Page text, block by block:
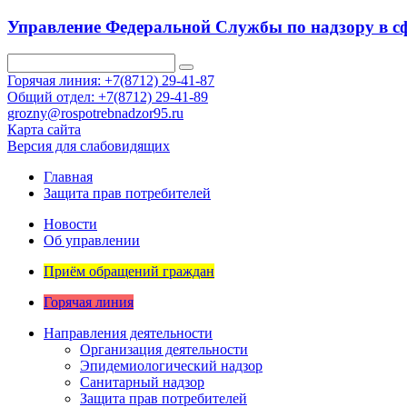
Управление Федеральной Службы по надзору в
Горячая линия: +7(8712) 29-41-87
Общий отдел: +7(8712) 29-41-89
grozny@rospotrebnadzor95.ru
Карта сайта
Версия для слабовидящих
Главная
Защита прав потребителей
Новости
Об управлении
Приём обращений граждан
Горячая линия
Направления деятельности
Организация деятельности
Эпидемиологический надзор
Санитарный надзор
Защита прав потребителей